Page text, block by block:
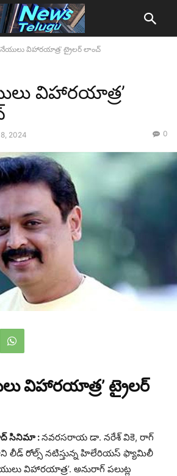
విహారయాత్ర’ ట్రైలర్ లాంచ్
విహారయాత్ర’
2024 0
విహారయాత్ర’ ట్రైలర్
సినిమా :నవరసరాయ డా. నరేశ్ వికె, రాగ్‌
రోల్స్ నటిస్తున్న హిలేరియస్ ఫ్యామిలీ
విహారయాత్ర’. అనురాగ్‌ పలుట్ల